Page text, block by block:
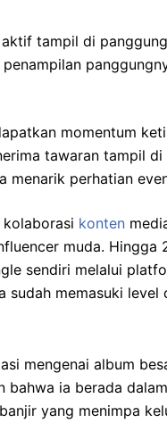
tampil di
momentum
tawaran tampil
menarik perhatian
konten
muda. Hingga
sendiri melalui
sudah memasuki
mengenai album
bahwa ia berada
yang menimpa